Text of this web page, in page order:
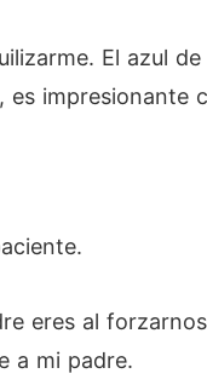
El azul
impresionante
eres al
a mi padre.